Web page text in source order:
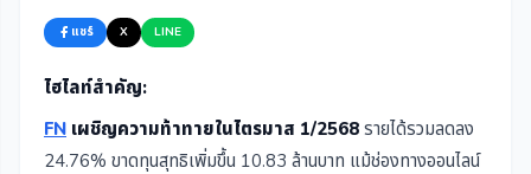
แชร์ X LINE
ไฮไลท์สำคัญ:
FN เผชิญความท้าทายในไตรมาส 1/2568 รายได้รวมลดลง
24.76% ขาดทุนสุทธิเพิ่มขึ้น 10.83 ล้านบาท แม้ช่องทางออนไลน์